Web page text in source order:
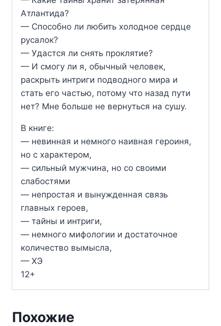
Атлантида?
— Способно ли любить холодное сердце
русалок?
— Удастся ли снять проклятие?
— И смогу ли я, обычный человек,
раскрыть интриги подводного мира и
стать его частью, потому что назад пути
нет? Мне больше не вернуться на сушу.
В книге:
— невинная и немного наивная героиня,
но с характером,
— сильный мужчина, но со своими
слабостями
— непростая и вынужденная связь
главных героев,
— тайны и интриги,
— немного мифологии и достаточное
количество вымысла,
— ХЭ
12+
Похожие